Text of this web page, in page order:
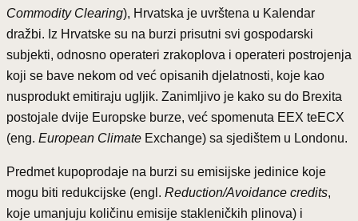
Commodity Clearing), Hrvatska je uvrštena u Kalendar
dražbi. Iz Hrvatske su na burzi prisutni svi gospodarski
subjekti, odnosno operateri zrakoplova i operateri postrojenja
koji se bave nekom od već opisanih djelatnosti, koje kao
nusprodukt emitiraju ugljik. Zanimljivo je kako su do Brexita
postojale dvije Europske burze, već spomenuta EEX teECX
(eng. European Climate Exchange) sa sjedištem u Londonu.
Predmet kupoprodaje na burzi su emisijske jedinice koje
mogu biti redukcijske (engl. Reduction/Avoidance credits,
koje umanjuju količinu emisije stakleničkih plinova) i